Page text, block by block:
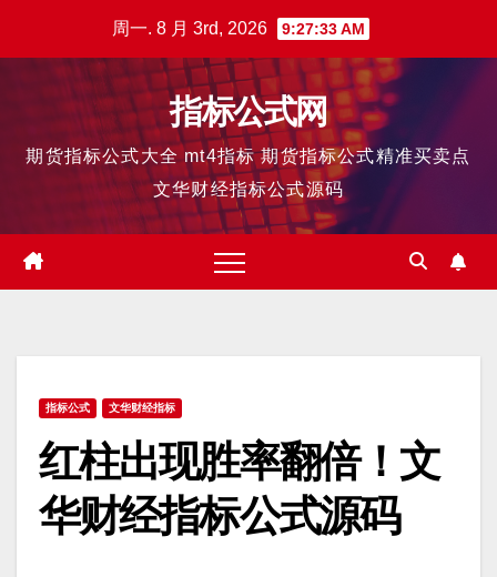
周一. 8 月 3rd, 2026 9:27:33 AM
指标公式网
期货指标公式大全 mt4指标 期货指标公式精准买卖点
文华财经指标公式源码
指标公式 文华财经指标
红柱出现胜率翻倍！文
华财经指标公式源码